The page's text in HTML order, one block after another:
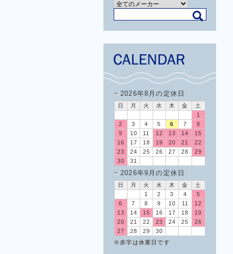
2026年8月の定休日
日 月 火 水 木 金
土
1
2
3 4 5 6 7
8
9
10 11 12 13 14
15
16
17 18 19 20 21
22
23
24 25 26 27 28
29
30
31
2026年9月の定休日
日 月 火 水 木 金
土
1
2 3 4
5
6
7 8 9 10 11
12
13
14 15 16 17 18
19
20
21 22 23 24 25
26
27
28 29
30
※赤字は休業日です